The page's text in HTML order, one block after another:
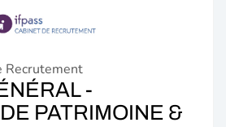
Recrutement
-
PATRIMOINE &